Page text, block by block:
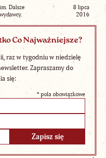
Dalsze
8 lipca
2016
Co Najważniejsze?
raz w tygodniu w niedzielę
Zapraszamy do
się:
* pola obowiązkowe